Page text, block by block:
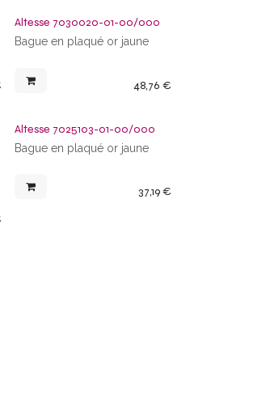
Altesse 7030020-01-00/000
Bague en plaqué or jaune
48,76 €
Altesse 7025103-01-00/000
Bague en plaqué or jaune
37,19€